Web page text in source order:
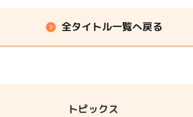
全タイトル一覧へ戻る
トピックス